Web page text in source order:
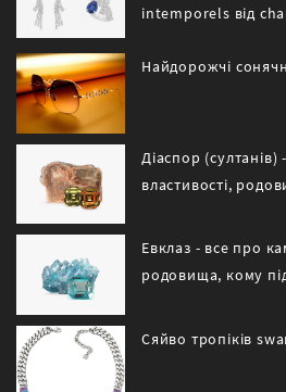
intemporels від
Найдорожчі
Діаспор
властивості,
Евклаз - все про
родовища, кому
Сяйво тропіків